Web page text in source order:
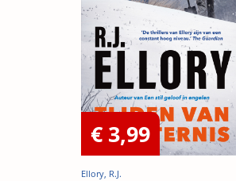
€ 3,99
Ellory, R.J.